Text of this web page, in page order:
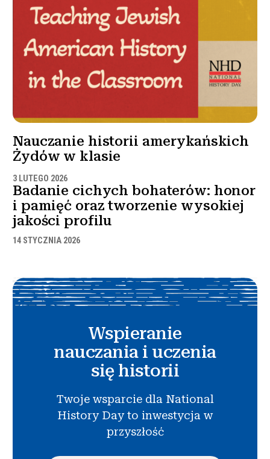
Nauczanie historii amerykańskich
Żydów w klasie
3 LUTEGO 2026
Badanie cichych bohaterów: honor
i pamięć oraz tworzenie wysokiej
jakości profilu
14 STYCZNIA 2026
Wspieranie
nauczania i uczenia
się historii
Twoje wsparcie dla National
History Day to inwestycja w
przyszłość